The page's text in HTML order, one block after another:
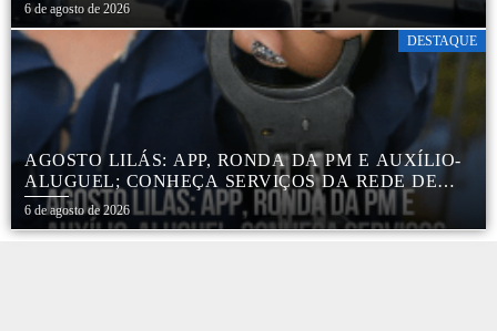
6 de agosto de 2026
DESTAQUE
AGOSTO LILÁS: APP, RONDA DA PM E AUXÍLIO-
ALUGUEL; CONHEÇA SERVIÇOS DA REDE DE
PROTEÇÃO ÀS MULHERES NO ESTADO DE SP
6 de agosto de 2026